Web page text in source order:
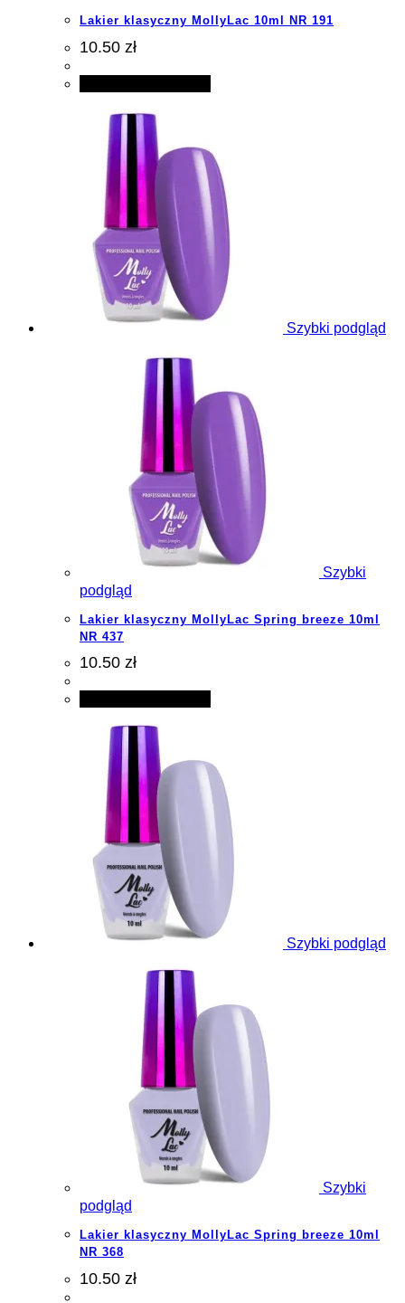
Lakier klasyczny MollyLac 10ml NR 191
10.50 zł
Szybki podgląd
Szybki
podgląd
Lakier klasyczny MollyLac Spring breeze 10ml
NR 437
10.50 zł
Szybki podgląd
Szybki
podgląd
Lakier klasyczny MollyLac Spring breeze 10ml
NR 368
10.50 zł